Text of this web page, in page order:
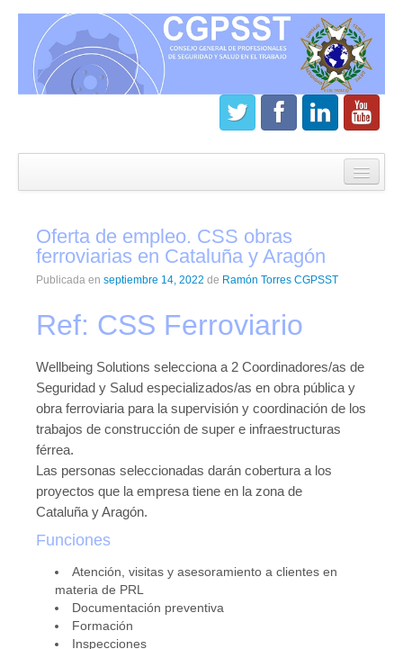
¿Que es el Consejo?
Estatutos
Órganos de gobierno
Asamblea general CGPSST
Publicaciones
Publicaciones del CGPSST
Jurisprudencia
Prevencionistas
Prevencionistas SST
Oferta de empleo. CSS obras
ferroviarias en Cataluña y Aragón
Publicada en septiembre 14, 2022 de Ramón Torres CGPSST
Ref: CSS Ferroviario
Wellbeing Solutions selecciona a 2 Coordinadores/as de
Seguridad y Salud especializados/as en obra pública y
obra ferroviaria para la supervisión y coordinación de los
trabajos de construcción de super e infraestructuras
férrea.
Las personas seleccionadas darán cobertura a los
proyectos que la empresa tiene en la zona de
Cataluña y Aragón.
Funciones
Atención, visitas y asesoramiento a clientes en
materia de PRL
Documentación preventiva
Formación
Inspecciones